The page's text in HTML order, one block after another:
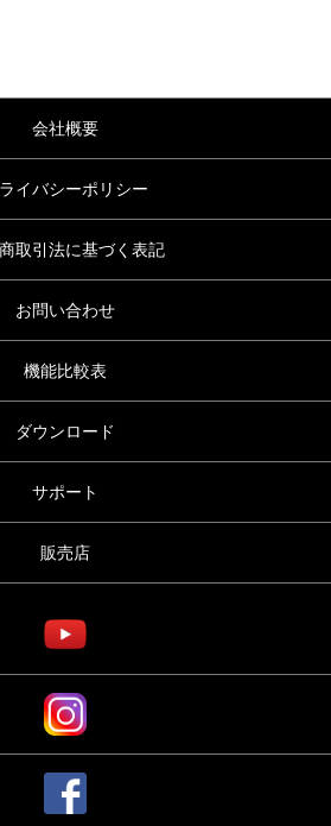
会社概要
イバシーポリシー
取引法に基づく表記
お問い合わせ
機能比較表
ダウンロード
サポート
販売店